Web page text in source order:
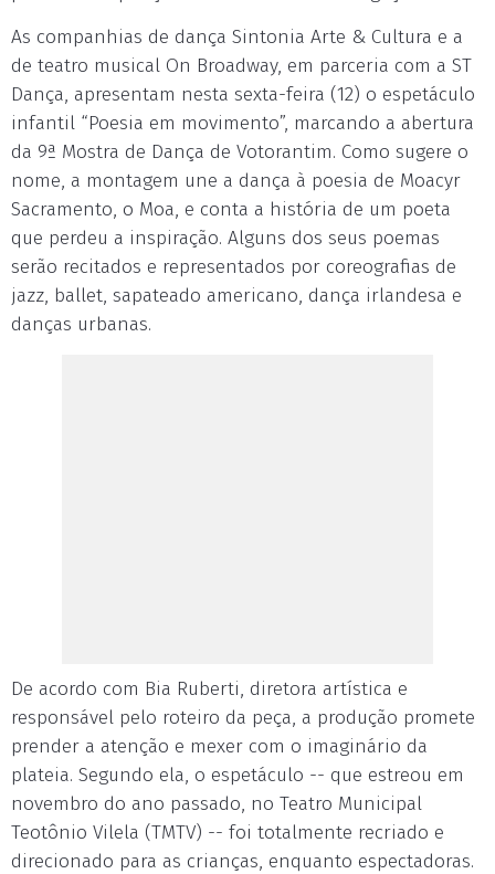
As companhias de dança Sintonia Arte & Cultura e a
de teatro musical On Broadway, em parceria com a ST
Dança, apresentam nesta sexta-feira (12) o espetáculo
infantil “Poesia em movimento”, marcando a abertura
da 9ª Mostra de Dança de Votorantim. Como sugere o
nome, a montagem une a dança à poesia de Moacyr
Sacramento, o Moa, e conta a história de um poeta
que perdeu a inspiração. Alguns dos seus poemas
serão recitados e representados por coreografias de
jazz, ballet, sapateado americano, dança irlandesa e
danças urbanas.
De acordo com Bia Ruberti, diretora artística e
responsável pelo roteiro da peça, a produção promete
prender a atenção e mexer com o imaginário da
plateia. Segundo ela, o espetáculo -- que estreou em
novembro do ano passado, no Teatro Municipal
Teotônio Vilela (TMTV) -- foi totalmente recriado e
direcionado para as crianças, enquanto espectadoras.